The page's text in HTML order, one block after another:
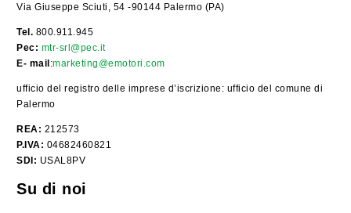
Via Giuseppe Sciuti, 54 -90144 Palermo (PA)
Tel. 800.911.945
Pec: mtr-srl@pec.it
E- mail:marketing@emotori.com
ufficio del registro delle imprese d’iscrizione: ufficio del comune di
Palermo
REA: 212573
P.IVA: 04682460821
SDI: USAL8PV
Su di noi